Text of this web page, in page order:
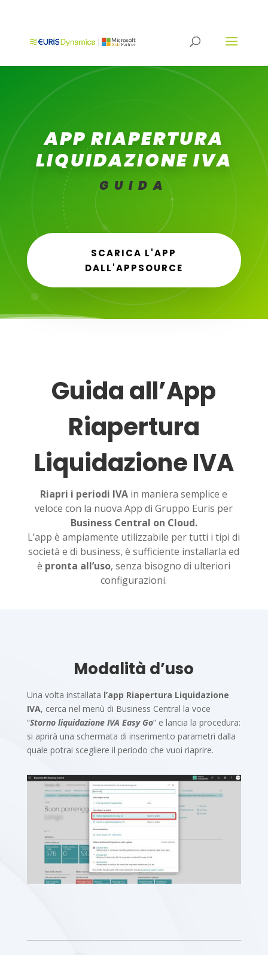
APP RIAPERTURA
LIQUIDAZIONE IVA
GUIDA
SCARICA L'APP
DALL'APPSOURCE
Guida all’App
Riapertura
Liquidazione IVA
Riapri i periodi IVA in maniera semplice e
veloce con la nuova App di Gruppo Euris per
Business Central on Cloud.
L’app è ampiamente utilizzabile per tutti i tipi di
società e di business, è sufficiente installarla ed
è pronta all’uso, senza bisogno di ulteriori
configurazioni.
Modalità d’uso
Una volta installata l’app Riapertura Liquidazione
IVA, cerca nel menù di Business Central la voce
“Storno liquidazione IVA Easy Go” e lancia la procedura:
si aprirà una schermata di inserimento parametri dalla
quale potrai scegliere il periodo che vuoi riaprire.